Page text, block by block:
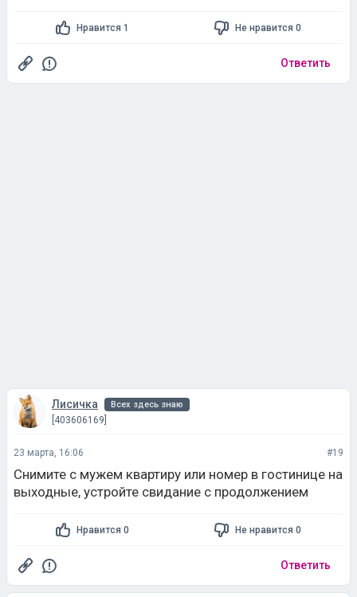
Нравится 1 Не нравится 0
Ответить
Лисичка Всех здесь знаю
[403606169]
23 марта, 16:06 #19
Снимите с мужем квартиру или номер в гостинице на
выходные, устройте свидание с продолжением
Нравится 0 Не нравится 0
Ответить